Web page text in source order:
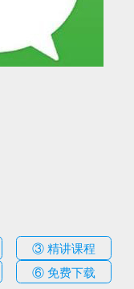
③ 精讲课程
⑥ 免费下载